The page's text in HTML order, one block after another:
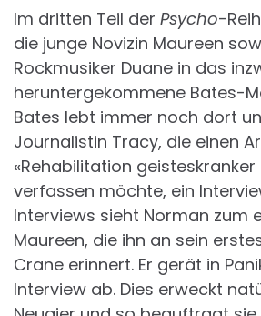
Im dritten Teil der Psycho-
die junge Novizin Maureen
Rockmusiker Duane in das
heruntergekommene Bates-
Bates lebt immer noch dort
Journalistin Tracy, die einen
«Rehabilitation geisteskranker
verfassen möchte, ein
Interviews sieht Norman zum
Maureen, die ihn an sein
Crane erinnert. Er gerät in
Interview ab. Dies erweckt